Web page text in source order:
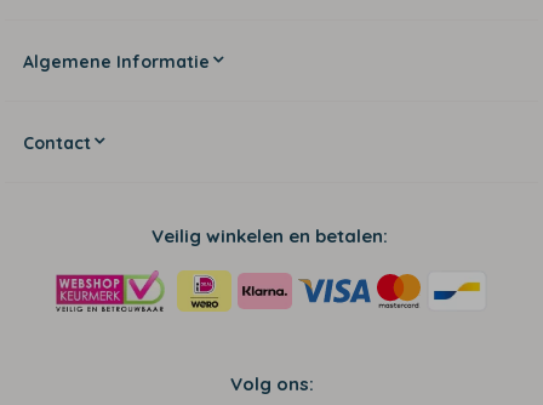
Algemene Informatie
Contact
Veilig winkelen en betalen:
Volg ons: